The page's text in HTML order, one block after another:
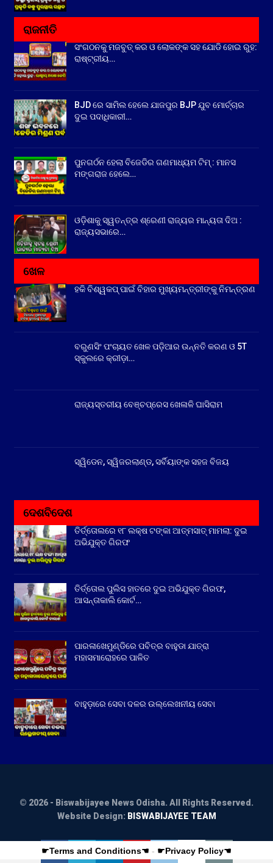
ରାଜନୀତି
ସଂଗଠନକୁ ମଜବୁତ୍ କର ଓ ଲୋକଙ୍କ ସହ ଯୋଡି ହୋଇ ରୁହ:
ରାଷ୍ଟ୍ରୀୟ…
BJD ରେ ସାମିଲ ହେଲେ ଯାଜପୁର BJP ଯୁବ ମୋର୍ଚ୍ଚାର
ଦୁଇ ପଦାଧିକାରୀ…
ପୁନଗର୍ଠନ ହେଲା ବିଜେଡିର ଗଣମାଧ୍ୟମ ଟିମ୍ : ମାନସ
ମଙ୍ଗରାଜ ହେଲେ…
ଓଡ଼ିଶାକୁ ସ୍ୱତନ୍ତ୍ର ଶ୍ରେଣୀ ରାଜ୍ୟର ମାନ୍ୟତା ଦିଅ :
ରାଜ୍ୟସଭାରେ…
ଖେଳ
ହକି ବିଶ୍ୱକପ୍ ପାଇଁ ବିହାର ମୁଖ୍ୟମନ୍ତ୍ରୀଙ୍କୁ ନିମନ୍ତ୍ରଣ
ବରୁଣସିଂ ପଂଚାୟତ ଖେଳ ପଡ଼ିଆର ଉନ୍ନତି କରଣ ଓ 5T
ସ୍କୁଲରେ କ୍ରୀଡ଼ା…
ରାଜ୍ୟସ୍ତରୀୟ ବେଞ୍ଚପ୍ରେସ ଖେଳାଳି ଘାସିରାମ
ସ୍ୱିଡେନ, ସ୍ୱିଜରଲାଣ୍ଡ, ସର୍ବିୟାଙ୍କ ସହଜ ବିଜୟ
ଦେଶବିଦେଶ
ତିର୍ତ୍ତୋଲରେ ୧୮ ଲକ୍ଷ ଟଙ୍କା ଆତ୍ମସାତ୍ ମାମଲା: ଦୁଇ
ଅଭିଯୁକ୍ତ ଗିରଫ
ତିର୍ତ୍ତୋଲ ପୁଲିସ ହାତରେ ଦୁଇ ଅଭିଯୁକ୍ତ ଗିରଫ,
ଆସନ୍ତାକାଲି କୋର୍ଟ…
ପାରଳାଖେମୁଣ୍ଡିରେ ପବିତ୍ର ବାହୁଡା ଯାତ୍ରା
ମହାସମାରୋହରେ ପାଳିତ
ବାହୁଡ଼ାରେ ସେବା ଦଳର ଉଲ୍ଲେଖନୀୟ ସେବା
© 2026 - Biswabijayee News Odisha. All Rights Reserved.
Website Design: BISWABIJAYEE TEAM
☛Terms and Conditions☚ - ☛Privacy Policy☚